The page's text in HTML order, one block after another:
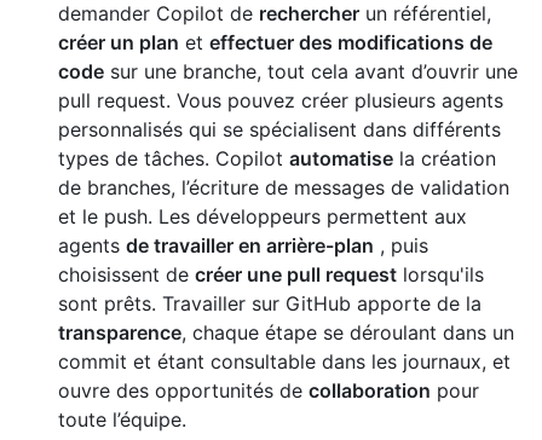
demander Copilot de rechercher un référentiel,
créer un plan et effectuer des modifications de
code sur une branche, tout cela avant d’ouvrir une
pull request. Vous pouvez créer plusieurs agents
personnalisés qui se spécialisent dans différents
types de tâches. Copilot automatise la création
de branches, l’écriture de messages de validation
et le push. Les développeurs permettent aux
agents de travailler en arrière-plan , puis
choisissent de créer une pull request lorsqu'ils
sont prêts. Travailler sur GitHub apporte de la
transparence, chaque étape se déroulant dans un
commit et étant consultable dans les journaux, et
ouvre des opportunités de collaboration pour
toute l’équipe.